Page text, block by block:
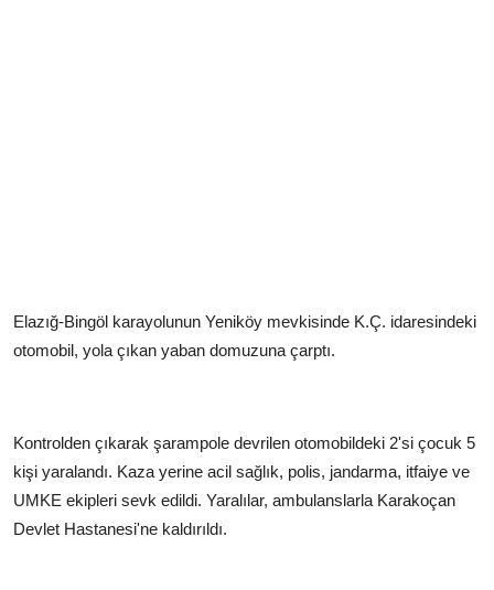
Elazığ-Bingöl karayolunun Yeniköy mevkisinde K.Ç. idaresindeki
otomobil, yola çıkan yaban domuzuna çarptı.
Kontrolden çıkarak şarampole devrilen otomobildeki 2'si çocuk 5
kişi yaralandı. Kaza yerine acil sağlık, polis, jandarma, itfaiye ve
UMKE ekipleri sevk edildi. Yaralılar, ambulanslarla Karakoçan
Devlet Hastanesi'ne kaldırıldı.